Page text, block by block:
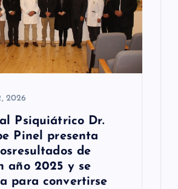
2026
Psiquiátrico Dr.
Pinel presenta
de
año 2025 y se
para convertirse